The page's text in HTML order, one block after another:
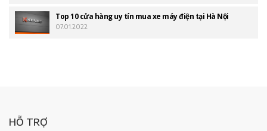
Top 10 cửa hàng uy tín mua xe máy điện tại Hà Nội
07.01.2022
HỖ TRỢ